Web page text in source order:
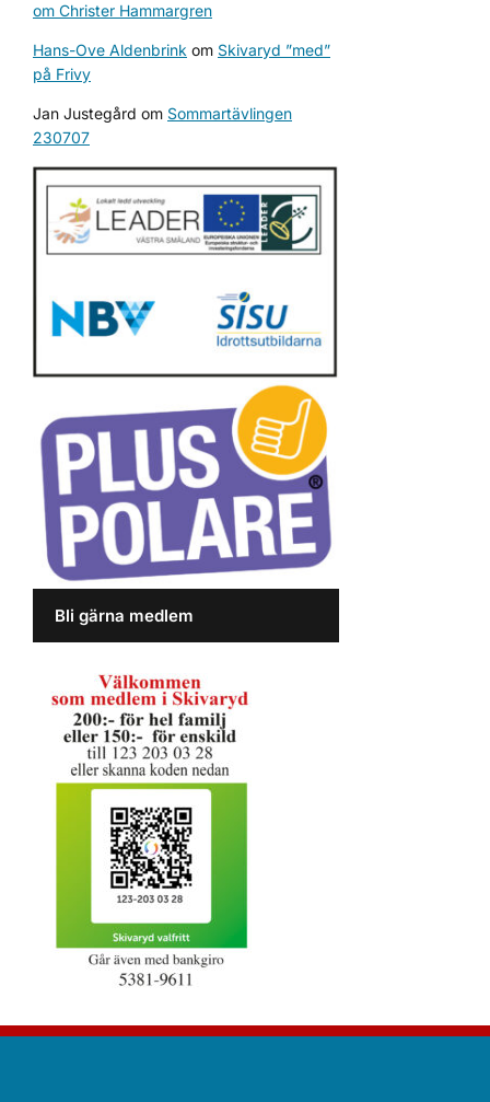
om Christer Hammargren
Hans-Ove Aldenbrink om Skivaryd ”med”
på Frivy
Jan Justegård om Sommartävlingen
230707
Bli gärna medlem